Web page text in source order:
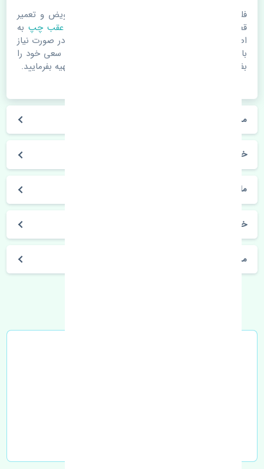
فلذا در صورت خرابی در اسرع زمان نسبت به تعویض و تعمیر
قطعات یدکی اقدام فرمایید. در زمان
خرید شلگیر عقب چپ به
اصلی بودن و کیفیت قطعات بسیار توجه بفرمایید. در صورت نیاز
با مکانیک و کارشناسان در این زمینه مشورت کنید. سعی خود را
بفرمایید تا قطعات یدکی را از فروشگاه های معتبر تهیه بفرمایید.
مشخصات فنی شلگیر عقب چپ پورشه ماکان اصلی
خودروسازی پورشه
ماکان
خرید شلگیر عقب چپ پورشه ماکان اصلی
مشخصات فنی اتومبیل